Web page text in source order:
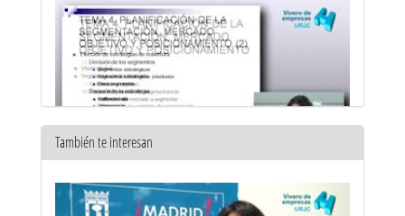
1 feb 2011
También te interesan